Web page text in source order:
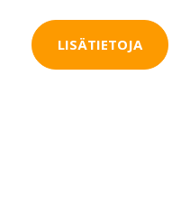
LISÄTIETOJA